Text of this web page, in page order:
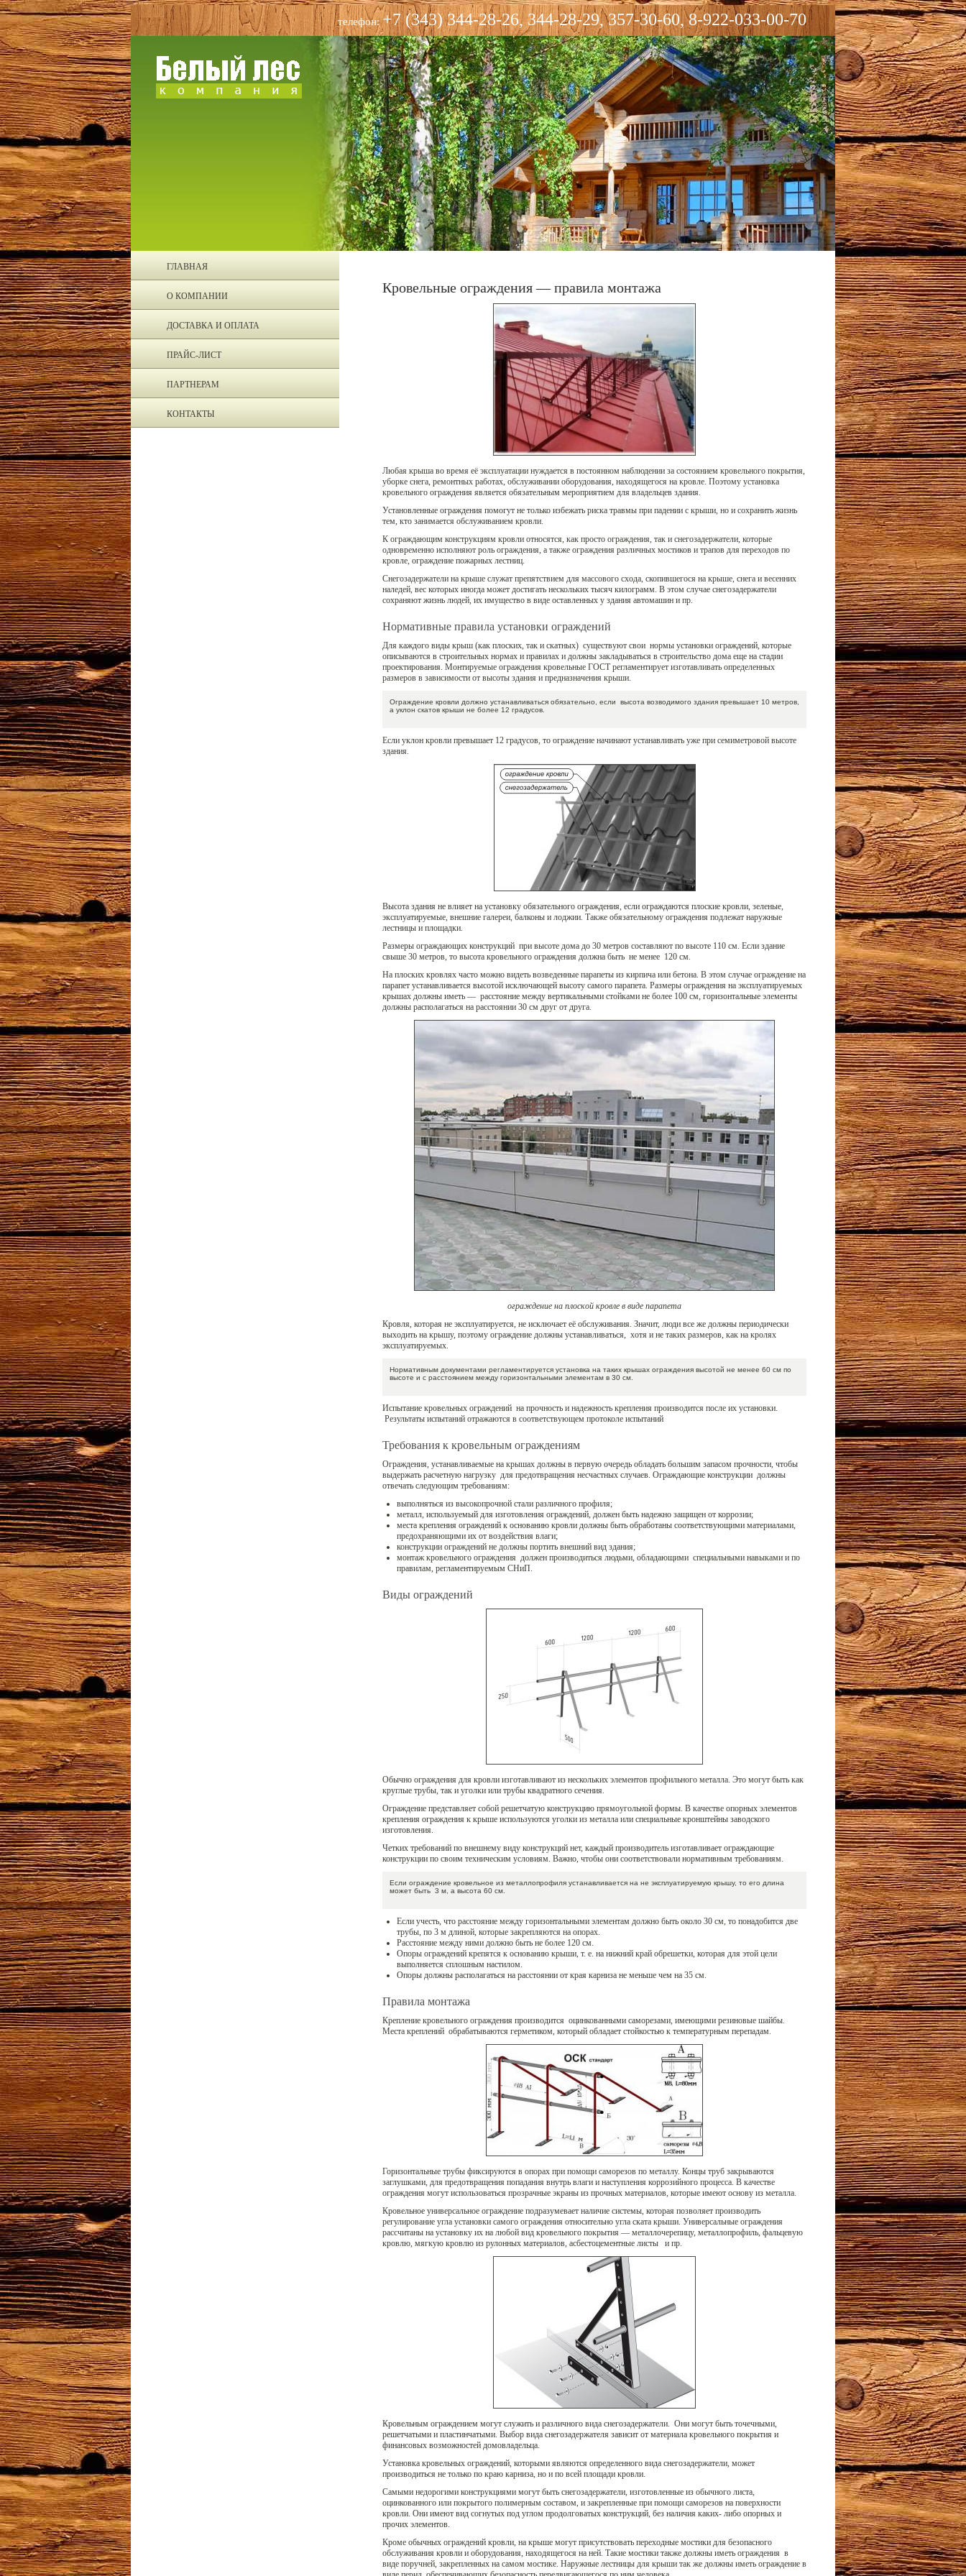
телефон:+7 (343) 344-28-26, 344-28-29, 357-30-60, 8-922-033-00-70
ГЛАВНАЯ
О КОМПАНИИ
ДОСТАВКА И ОПЛАТА
ПРАЙС-ЛИСТ
ПАРТНЕРАМ
КОНТАКТЫ
Кровельные ограждения — правила монтажа
Любая крыша во время её эксплуатации нуждается в постоянном наблюдении за состоянием кровельного покрытия,
уборке снега, ремонтных работах, обслуживании оборудования, находящегося на кровле. Поэтому установка
кровельного ограждения является обязательным мероприятием для владельцев здания.
Установленные ограждения помогут не только избежать риска травмы при падении с крыши, но и сохранить жизнь
тем, кто занимается обслуживанием кровли.
К ограждающим конструкциям кровли относятся, как просто ограждения, так и снегозадержатели, которые
одновременно исполняют роль ограждения, а также ограждения различных мостиков и трапов для переходов по
кровле, ограждение пожарных лестниц.
Снегозадержатели на крыше служат препятствием для массового схода, скопившегося на крыше, снега и весенних
наледей, вес которых иногда может достигать нескольких тысяч килограмм. В этом случае снегозадержатели
сохраняют жизнь людей, их имущество в виде оставленных у здания автомашин и пр.
Нормативные правила установки ограждений
Для каждого виды крыш (как плоских, так и скатных) существуют свои нормы установки ограждений, которые
описываются в строительных нормах и правилах и должны закладываться в строительство дома еще на стадии
проектирования. Монтируемые ограждения кровельные ГОСТ регламентирует изготавливать определенных
размеров в зависимости от высоты здания и предназначения крыши.
Ограждение кровли должно устанавливаться обязательно, если высота возводимого здания превышает 10 метров,
а уклон скатов крыши не более 12 градусов.
Если уклон кровли превышает 12 градусов, то ограждение начинают устанавливать уже при семиметровой высоте
здания.
Высота здания не влияет на установку обязательного ограждения, если ограждаются плоские кровли, зеленые,
эксплуатируемые, внешние галереи, балконы и лоджии. Также обязательному ограждения подлежат наружные
лестницы и площадки.
Размеры ограждающих конструкций при высоте дома до 30 метров составляют по высоте 110 см. Если здание
свыше 30 метров, то высота кровельного ограждения должна быть не менее 120 см.
На плоских кровлях часто можно видеть возведенные парапеты из кирпича или бетона. В этом случае ограждение на
парапет устанавливается высотой исключающей высоту самого парапета. Размеры ограждения на эксплуатируемых
крышах должны иметь — расстояние между вертикальными стойками не более 100 см, горизонтальные элементы
должны располагаться на расстоянии 30 см друг от друга.
ограждение на плоской кровле в виде парапета
Кровля, которая не эксплуатируется, не исключает её обслуживания. Значит, люди все же должны периодически
выходить на крышу, поэтому ограждение должны устанавливаться, хотя и не таких размеров, как на кролях
эксплуатируемых.
Нормативным документами регламентируется установка на таких крышах ограждения высотой не менее 60 см по
высоте и с расстоянием между горизонтальными элементам в 30 см.
Испытание кровельных ограждений на прочность и надежность крепления производится после их установки.
Результаты испытаний отражаются в соответствующем протоколе испытаний
Требования к кровельным ограждениям
Ограждения, устанавливаемые на крышах должны в первую очередь обладать большим запасом прочности, чтобы
выдержать расчетную нагрузку для предотвращения несчастных случаев. Ограждающие конструкции должны
отвечать следующим требованиям:
выполняться из высокопрочной стали различного профиля;
металл, используемый для изготовления ограждений, должен быть надежно защищен от коррозии;
места крепления ограждений к основанию кровли должны быть обработаны соответствующими материалами,
предохраняющими их от воздействия влаги;
конструкции ограждений не должны портить внешний вид здания;
монтаж кровельного ограждения должен производиться людьми, обладающими специальными навыками и по
правилам, регламентируемым СНиП.
Виды ограждений
Обычно ограждения для кровли изготавливают из нескольких элементов профильного металла. Это могут быть как
круглые трубы, так и уголки или трубы квадратного сечения.
Ограждение представляет собой решетчатую конструкцию прямоугольной формы. В качестве опорных элементов
крепления ограждения к крыше используются уголки из металла или специальные кронштейны заводского
изготовления.
Четких требований по внешнему виду конструкций нет, каждый производитель изготавливает ограждающие
конструкции по своим техническим условиям. Важно, чтобы они соответствовали нормативным требованиям.
Если ограждение кровельное из металлопрофиля устанавливается на не эксплуатируемую крышу, то его длина
может быть 3 м, а высота 60 см.
Если учесть, что расстояние между горизонтальными элементам должно быть около 30 см, то понадобится две
трубы, по 3 м длиной, которые закрепляются на опорах.
Расстояние между ними должно быть не более 120 см.
Опоры ограждений крепятся к основанию крыши, т. е. на нижний край обрешетки, которая для этой цели
выполняется сплошным настилом.
Опоры должны располагаться на расстоянии от края карниза не меньше чем на 35 см.
Правила монтажа
Крепление кровельного ограждения производится оцинкованными саморезами, имеющими резиновые шайбы.
Места креплений обрабатываются герметиком, который обладает стойкостью к температурным перепадам.
Горизонтальные трубы фиксируются в опорах при помощи саморезов по металлу. Концы труб закрываются
заглушками, для предотвращения попадания внутрь влаги и наступления коррозийного процесса. В качестве
ограждения могут использоваться прозрачные экраны из прочных материалов, которые имеют основу из металла.
Кровельное универсальное ограждение подразумевает наличие системы, которая позволяет производить
регулирование угла установки самого ограждения относительно угла ската крыши. Универсальные ограждения
рассчитаны на установку их на любой вид кровельного покрытия — металлочерепицу, металлопрофиль, фальцевую
кровлю, мягкую кровлю из рулонных материалов, асбестоцементные листы и пр.
Кровельным ограждением могут служить и различного вида снегозадержатели. Они могут быть точечными,
решетчатыми и пластинчатыми. Выбор вида снегозадержателя зависит от материала кровельного покрытия и
финансовых возможностей домовладельца.
Установка кровельных ограждений, которыми являются определенного вида снегозадержатели, может
производиться не только по краю карниза, но и по всей площади кровли.
Самыми недорогими конструкциями могут быть снегозадержатели, изготовленные из обычного листа,
оцинкованного или покрытого полимерным составом, и закрепленные при помощи саморезов на поверхности
кровли. Они имеют вид согнутых под углом продолговатых конструкций, без наличия каких- либо опорных и
прочих элементов.
Кроме обычных ограждений кровли, на крыше могут присутствовать переходные мостики для безопасного
обслуживания кровли и оборудования, находящегося на ней. Такие мостики также должны иметь ограждения в
виде поручней, закрепленных на самом мостике. Наружные лестницы для крыши так же должны иметь ограждение в